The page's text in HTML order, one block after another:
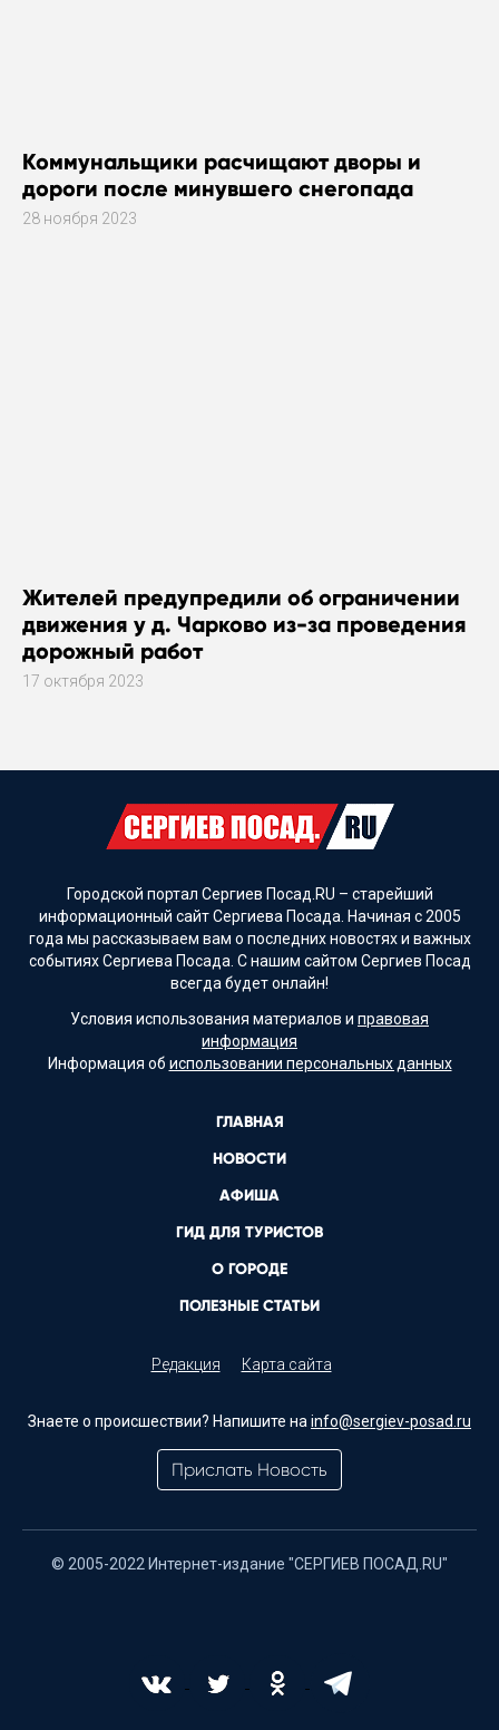
Коммунальщики расчищают дворы и
дороги после минувшего снегопада
28 ноября 2023
Жителей предупредили об ограничении
движения у д. Чарково из-за проведения
дорожный работ
17 октября 2023
Городской портал Сергиев Посад.RU – старейший
информационный сайт Сергиева Посада. Начиная с 2005
года мы рассказываем вам о последних новостях и важных
событиях Сергиева Посада. С нашим сайтом Сергиев Посад
всегда будет онлайн!
Условия использования материалов и правовая
информация
Информация об использовании персональных данных
ГЛАВНАЯ
НОВОСТИ
АФИША
ГИД ДЛЯ ТУРИСТОВ
О ГОРОДЕ
ПОЛЕЗНЫЕ СТАТЬИ
Редакция Карта сайта
Знаете о происшествии? Напишите на info@sergiev-posad.ru
Прислать Новость
© 2005-2022 Интернет-издание "СЕРГИЕВ ПОСАД.RU"